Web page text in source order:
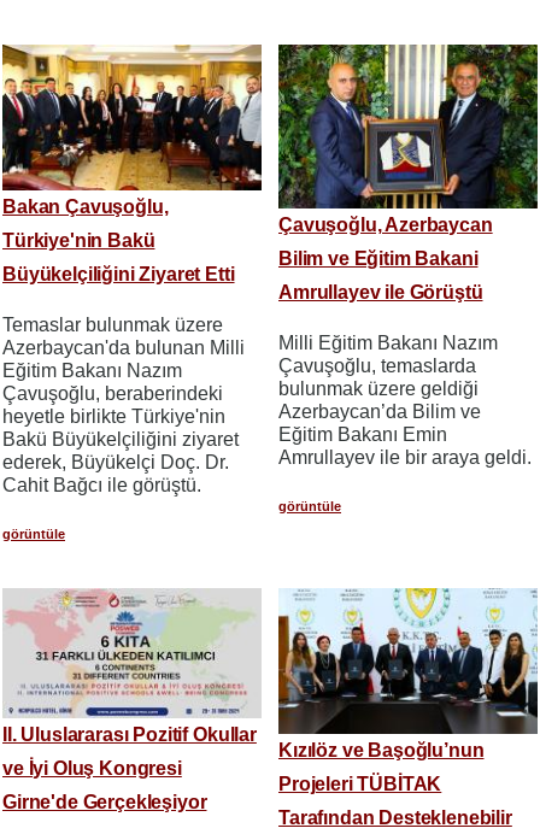
Bakan Çavuşoğlu,
Türkiye'nin Bakü
Büyükelçiliğini Ziyaret Etti
Temaslar bulunmak üzere
Azerbaycan'da bulunan Milli
Eğitim Bakanı Nazım
Çavuşoğlu, beraberindeki
heyetle birlikte Türkiye'nin
Bakü Büyükelçiliğini ziyaret
ederek, Büyükelçi Doç. Dr.
Cahit Bağcı ile görüştü.
görüntüle
Çavuşoğlu, Azerbaycan
Bilim ve Eğitim Bakani
Amrullayev ile Görüştü
Milli Eğitim Bakanı Nazım
Çavuşoğlu, temaslarda
bulunmak üzere geldiği
Azerbaycan’da Bilim ve
Eğitim Bakanı Emin
Amrullayev ile bir araya geldi.
görüntüle
II. Uluslararası Pozitif Okullar
ve İyi Oluş Kongresi
Girne'de Gerçekleşiyor
Kızılöz ve Başoğlu’nun
Projeleri TÜBİTAK
Tarafından Desteklenebilir